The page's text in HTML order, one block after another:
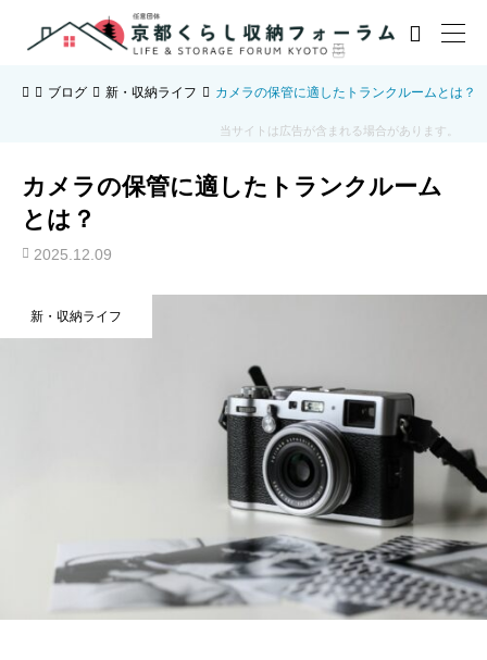

ブログ 新・収納ライフ カメラの保管に適したトランクルームとは？
当サイトは広告が含まれる場合があります。
カメラの保管に適したトランクルーム
とは？
2025.12.09
新・収納ライフ